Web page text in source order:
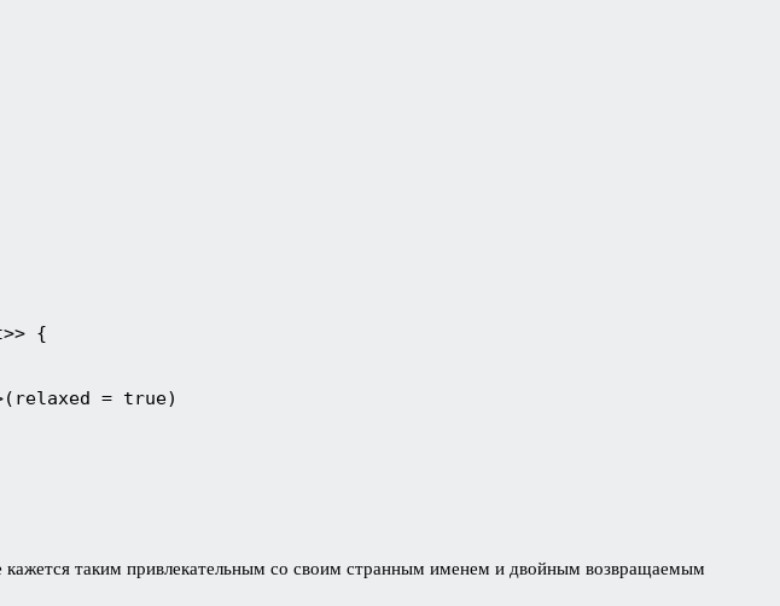
{
= true)
таким привлекательным со своим странным именем и двойным возвращаемым